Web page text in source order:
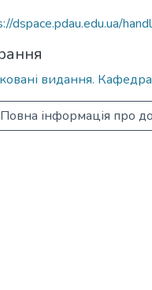
dspace.pdau.edu.ua/
видання.
Повна інформація про